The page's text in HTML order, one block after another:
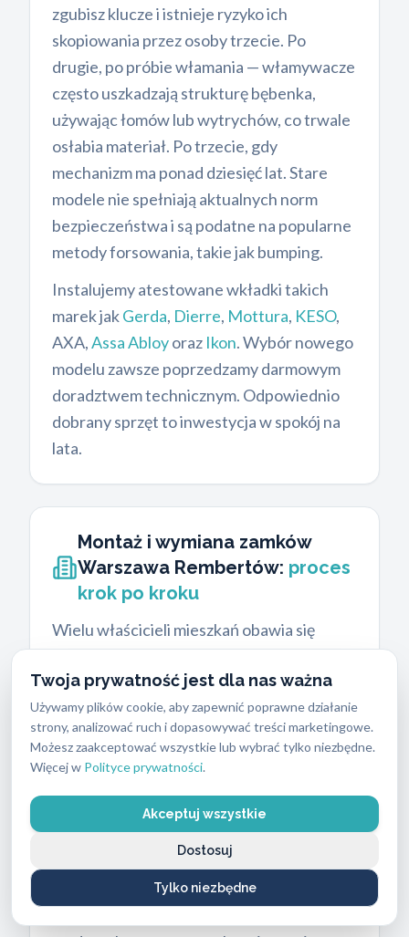
Twoja prywatność jest dla nas ważna
Używamy plików cookie, aby zapewnić poprawne działanie
strony, analizować ruch i dopasowywać treści marketingowe.
Możesz zaakceptować wszystkie lub wybrać tylko niezbędne.
Więcej w Polityce prywatności.
Akceptuj wszystkie
Tylko niezbędne
Dostosuj
zgubisz klucze i istnieje ryzyko ich
skopiowania przez osoby trzecie. Po
drugie, po próbie włamania — włamywacze
często uszkadzają strukturę bębenka,
używając łomów lub wytrychów, co trwale
osłabia materiał. Po trzecie, gdy
mechanizm ma ponad dziesięć lat. Stare
modele nie spełniają aktualnych norm
bezpieczeństwa i są podatne na popularne
metody forsowania, takie jak bumping.
Instalujemy atestowane wkładki takich
marek jakGerda, Dierre, Mottura, KESO,
AXA,Assa Abloyoraz Ikon. Wybór nowego
modelu zawsze poprzedzamy darmowym
doradztwem technicznym. Odpowiednio
dobrany sprzęt to inwestycja w spokój na
lata.
Montaż i wymiana zamków
Warszawa Rembertów: proces
krok po kroku
Wielu właścicieli mieszkań obawia się
uszkodzenia skrzydła drzwiowego podczas
wizyty technika. Nasz proces pracy
eliminuje to ryzyko całkowicie.Montaż i
wymiana zamkóww naszym wykonaniu to
procedura oparta na precyzji i
Etapy realizacji usługi ślusarskiej
Technik sprawdza
grubość drzwi, rozstaw otworów